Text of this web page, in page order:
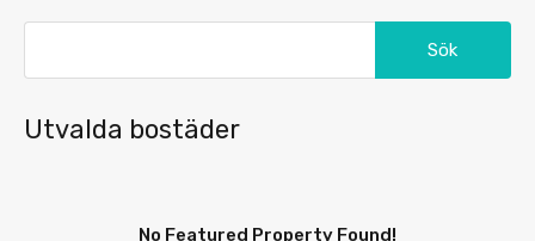
Utvalda bostäder
No Featured Property Found!